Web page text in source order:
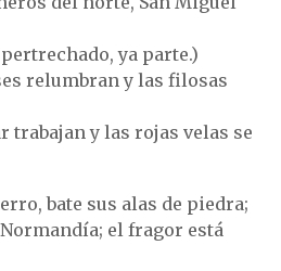
ya parte.)
relumbran y las filosas
trabajan y las rojas velas se
bate sus alas de piedra;
el fragor está